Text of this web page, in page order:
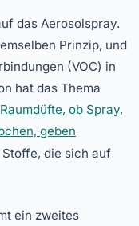
das Aerosolspray.
Prinzip, und
(VOC) in
hat das Thema
ob Spray,
geben
die sich auf
ein zweites